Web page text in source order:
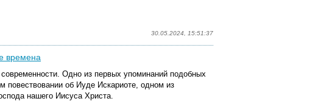
30.05.2024, 15:51:37
времена
Одно из первых упоминаний подобных
повествовании об Иуде Искариоте, одном из
нашего Иисуса Христа.